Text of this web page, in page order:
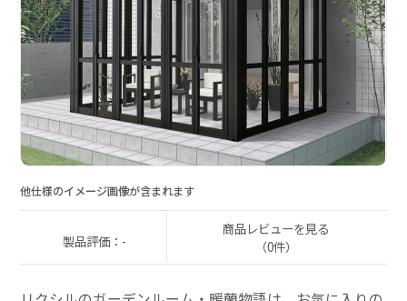
他仕様のイメージ画像が含まれます
製品評価：-
商品レビューを見る
（0件）